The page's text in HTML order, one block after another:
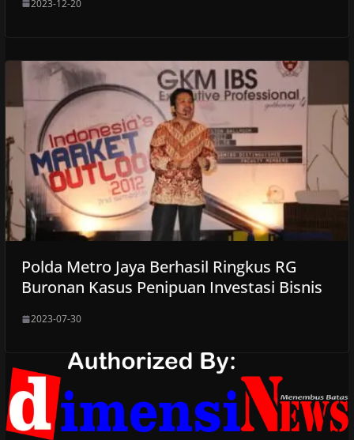
2023-12-20
Polda Metro Jaya Berhasil Ringkus RG
Buronan Kasus Penipuan Investasi Bisnis
2023-07-30